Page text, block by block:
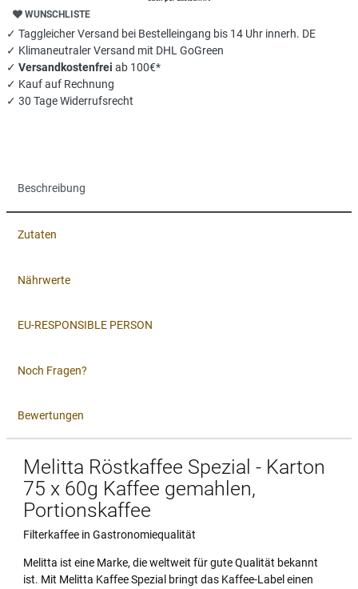
WUNSCHLISTE
✓ Taggleicher Versand bei Bestelleingang bis 14 Uhr innerh. DE
✓ Klimaneutraler Versand mit DHL GoGreen
✓ Versandkostenfrei ab 100€*
✓ Kauf auf Rechnung
✓ 30 Tage Widerrufsrecht
Beschreibung
Zutaten
Nährwerte
EU-RESPONSIBLE PERSON
Noch Fragen?
Bewertungen
Melitta Röstkaffee Spezial - Karton
75 x 60g Kaffee gemahlen,
Portionskaffee
Filterkaffee in Gastronomiequalität
Melitta ist eine Marke, die weltweit für gute Qualität bekannt
ist. Mit Melitta Kaffee Spezial bringt das Kaffee-Label einen